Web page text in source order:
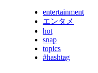
entertainment
エンタメ
hot
snap
topics
#hashtag